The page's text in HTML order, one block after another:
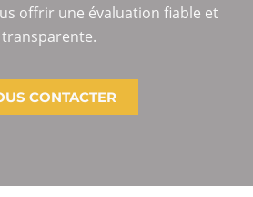
offrir une évaluation fiable et
transparente.
CONTACTER